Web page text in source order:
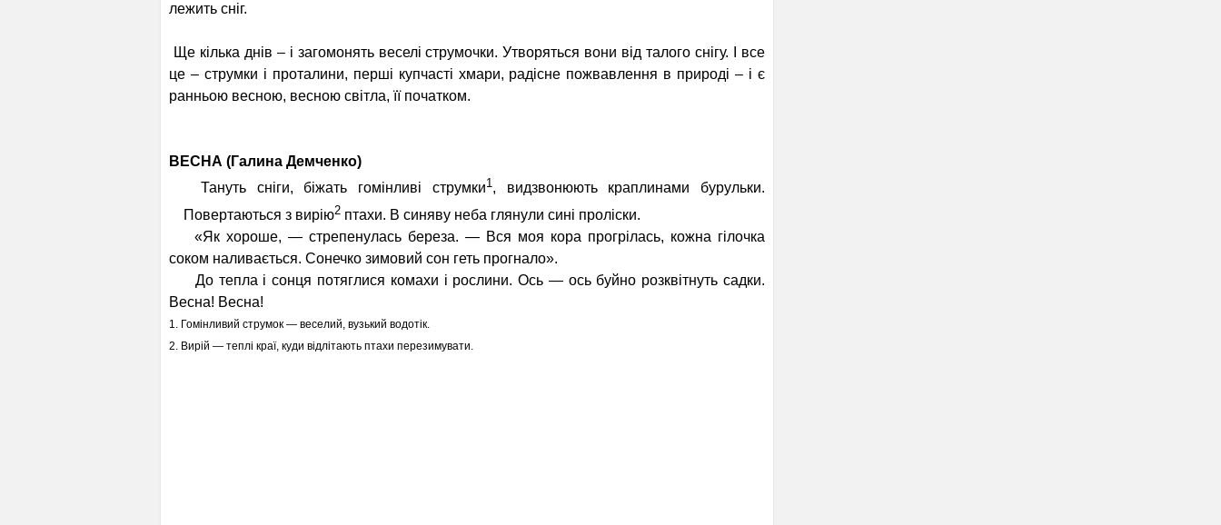
лежить сніг.
Ще кілька днів – і загомонять веселі струмочки. Утворяться вони від талого снігу. І все
це – струмки і проталини, перші купчасті хмари, радісне пожвавлення в природі – і є
ранньою весною, весною світла, її початком.
ВЕСНА (Галина Демченко)
Тануть сніги, біжать гомінливі струмки1, видзвонюють краплинами бурульки.
Повертаються з вирію2 птахи. В синяву неба глянули сині проліски.
«Як хороше, — стрепенулась береза. — Вся моя кора прогрілась, кожна гілочка
соком наливається. Сонечко зимовий сон геть прогнало».
До тепла і сонця потяглися комахи і рослини. Ось — ось буйно розквітнуть садки.
Весна! Весна!
1. Гомінливий струмок — веселий, вузький водотік.
2. Вирій — теплі краї, куди відлітають птахи перезимувати.